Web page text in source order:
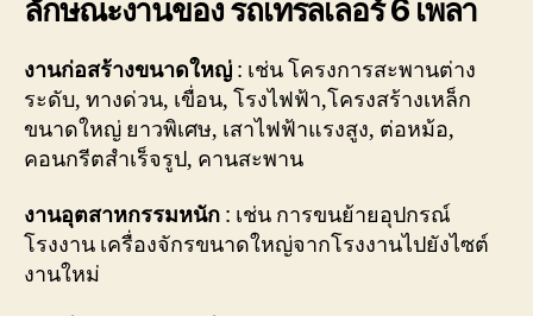
ลักษณะงานของ รถเทรลเลอร์ 6 เพลา
งานก่อสร้างขนาดใหญ่ : เช่น โครงการสะพานต่าง
ระดับ, ทางด่วน, เขื่อน, โรงไฟฟ้า,โครงสร้างเหล็ก
ขนาดใหญ่ ยาวพิเศษ, เสาไฟฟ้าแรงสูง, ต่อหม้อ,
คอนกรีตสำเร็จรูป, คานสะพาน
งานอุตสาหกรรมหนัก : เช่น การขนย้ายอุปกรณ์
โรงงาน เครื่องจักรขนาดใหญ่จากโรงงานไปยังไซต์
งานใหม่